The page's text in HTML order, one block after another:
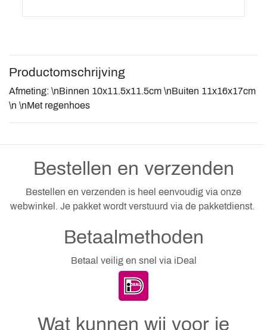
Productomschrijving
Afmeting: \nBinnen 10x11.5x11.5cm \nBuiten 11x16x17cm
\n \nMet regenhoes
Bestellen en verzenden
Bestellen en verzenden is heel eenvoudig via onze
webwinkel. Je pakket wordt verstuurd via de pakketdienst.
Betaalmethoden
Betaal veilig en snel via iDeal
Wat kunnen wij voor je